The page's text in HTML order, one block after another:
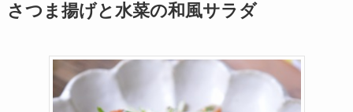
さつま揚げと水菜の和風サラダ